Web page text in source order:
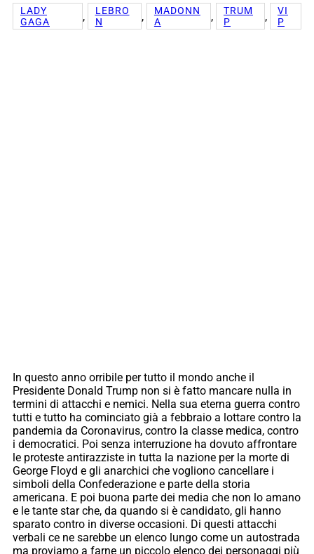
LADY
GAGA
,
LEBRO
N
,
MADONN
A
,
TRUM
P
,
VI
P
In questo anno orribile per tutto il mondo anche il
Presidente Donald Trump non si è fatto mancare nulla in
termini di attacchi e nemici. Nella sua eterna guerra contro
tutti e tutto ha cominciato già a febbraio a lottare contro la
pandemia da Coronavirus, contro la classe medica, contro
i democratici. Poi senza interruzione ha dovuto affrontare
le proteste antirazziste in tutta la nazione per la morte di
George Floyd e gli anarchici che vogliono cancellare i
simboli della Confederazione e parte della storia
americana. E poi buona parte dei media che non lo amano
e le tante star che, da quando si è candidato, gli hanno
sparato contro in diverse occasioni. Di questi attacchi
verbali ce ne sarebbe un elenco lungo come un autostrada
ma proviamo a farne un piccolo elenco dei personaggi più